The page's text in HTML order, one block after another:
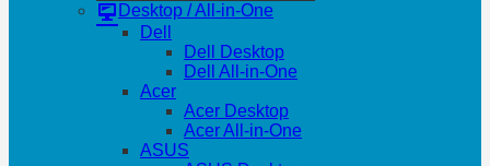
Desktop / All-in-One
Dell
Dell Desktop
Dell All-in-One
Acer
Acer Desktop
Acer All-in-One
ASUS